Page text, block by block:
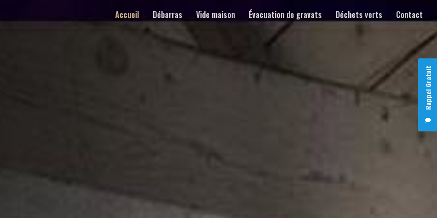
Rappel Gratuit
Accueil
Débarras Vide maison Évacuation de gravats Déchets verts Contact